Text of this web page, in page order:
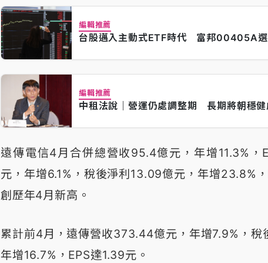
編輯推薦
台股邁入主動式ETF時代 富邦00405A選
編輯推薦
中租法說｜營運仍處調整期 長期將朝穩健
遠傳電信4月合併總營收95.4億元，年增11.3%，
元，年增6.1%，稅後淨利13.09億元，年增23.8%
創歷年4月新高。
累計前4月，遠傳營收373.44億元，年增7.9%，稅
年增16.7%，EPS達1.39元。